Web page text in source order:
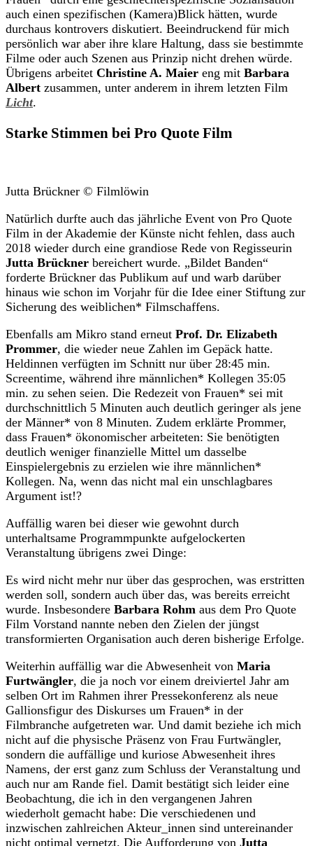
auch einen spezifischen (Kamera)Blick hätten, wurde
durchaus kontrovers diskutiert. Beeindruckend für mich
persönlich war aber ihre klare Haltung, dass sie bestimmte
Filme oder auch Szenen aus Prinzip nicht drehen würde.
Übrigens arbeitet Christine A. Maier eng mit Barbara
Albert zusammen, unter anderem in ihrem letzten Film
Licht.
Starke Stimmen bei Pro Quote Film
Jutta Brückner © Filmlöwin
Natürlich durfte auch das jährliche Event von Pro Quote
Film in der Akademie der Künste nicht fehlen, dass auch
2018 wieder durch eine grandiose Rede von Regisseurin
Jutta Brückner bereichert wurde. „Bildet Banden“
forderte Brückner das Publikum auf und warb darüber
hinaus wie schon im Vorjahr für die Idee einer Stiftung zur
Sicherung des weiblichen* Filmschaffens.
Ebenfalls am Mikro stand erneut Prof. Dr. Elizabeth
Prommer, die wieder neue Zahlen im Gepäck hatte.
Heldinnen verfügten im Schnitt nur über 28:45 min.
Screentime, während ihre männlichen* Kollegen 35:05
min. zu sehen seien. Die Redezeit von Frauen* sei mit
durchschnittlich 5 Minuten auch deutlich geringer als jene
der Männer* von 8 Minuten. Zudem erklärte Prommer,
dass Frauen* ökonomischer arbeiteten: Sie benötigten
deutlich weniger finanzielle Mittel um dasselbe
Einspielergebnis zu erzielen wie ihre männlichen*
Kollegen. Na, wenn das nicht mal ein unschlagbares
Argument ist!?
Auffällig waren bei dieser wie gewohnt durch
unterhaltsame Programmpunkte aufgelockerten
Veranstaltung übrigens zwei Dinge:
Es wird nicht mehr nur über das gesprochen, was erstritten
werden soll, sondern auch über das, was bereits erreicht
wurde. Insbesondere Barbara Rohm aus dem Pro Quote
Film Vorstand nannte neben den Zielen der jüngst
transformierten Organisation auch deren bisherige Erfolge.
Weiterhin auffällig war die Abwesenheit von Maria
Furtwängler, die ja noch vor einem dreiviertel Jahr am
selben Ort im Rahmen ihrer Pressekonferenz als neue
Gallionsfigur des Diskurses um Frauen* in der
Filmbranche aufgetreten war. Und damit beziehe ich mich
nicht auf die physische Präsenz von Frau Furtwängler,
sondern die auffällige und kuriose Abwesenheit ihres
Namens, der erst ganz zum Schluss der Veranstaltung und
auch nur am Rande fiel. Damit bestätigt sich leider eine
Beobachtung, die ich in den vergangenen Jahren
wiederholt gemacht habe: Die verschiedenen und
inzwischen zahlreichen Akteur_innen sind untereinander
nicht optimal vernetzt. Die Aufforderung von Jutta